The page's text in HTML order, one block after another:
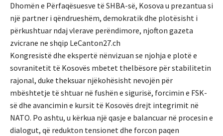
Dhomën e Përfaqësuesve të SHBA-së, Kosova u prezantua si
një partner i qëndrueshëm, demokratik dhe plotësisht i
përkushtuar ndaj vlerave perëndimore, njofton gazeta
zvicrane ne shqip LeCanton27.ch
Kongresistë dhe ekspertë nënvizuan se njohja e plotë e
sovranitetit të Kosovës mbetet thelbësore për stabilitetin
rajonal, duke theksuar njëkohësisht nevojën për
mbështetje të shtuar në fushën e sigurisë, forcimin e FSK-
së dhe avancimin e kursit të Kosovës drejt integrimit në
NATO. Po ashtu, u kërkua një qasje e balancuar në procesin e
dialogut, që redukton tensionet dhe forcon paqen